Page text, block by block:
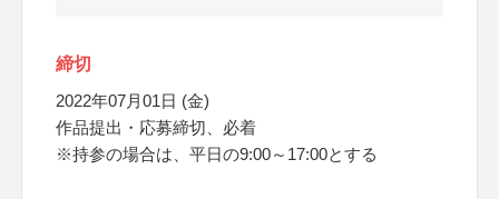
締切
2022年07月01日 (金)
作品提出・応募締切、必着
※持参の場合は、平日の9:00～17:00とする